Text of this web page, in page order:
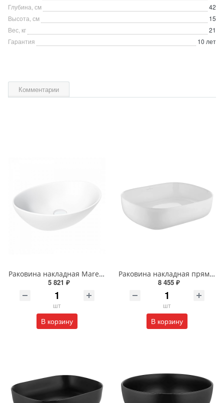
Глубина, см
42
Высота, см
15
Вес, кг
21
Гарантия
10 лет
Комментарии
Раковина накладная Maretti Eleganza EN13NS87-740 41 см белая
5 821 ₽
шт
В корзину
Раковина накладная прямоугольная Wonzon & Woghand TAHOE WW-RN41286-GW белая глянцевая
8 455 ₽
шт
В корзину